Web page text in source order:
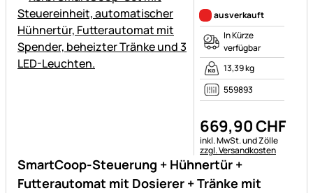
SmartCoop-Steuerung + Hühnertür +
Futterautomat mit Dosierer + Tränke mit
ausverkauft
In Kürze
verfügbar
13,39 kg
559893
669,90CHF
Steuerhinweis:
inkl. MwSt. und Zölle
zzgl. Versandkosten